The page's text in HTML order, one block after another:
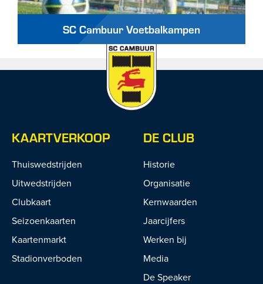
SC Cambuur Voetbalkampen
KAARTVERKOOP
Thuiswedstrijden
Uitwedstrijden
Clubkaart
Seizoenkaarten
Kaartenmarkt
Stadionverboden
DE CLUB
Historie
Organisatie
Kernwaarden
Jaarcijfers
Werken bij
Media
De Speaker